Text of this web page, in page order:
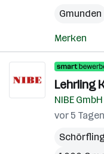
Gmunden
Merken
Lehrling
NIBE GmbH
vor 5